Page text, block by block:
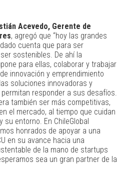
Acevedo, Gerente de
, agregó que “hoy las grandes
cuenta que para ser
sostenibles. De ahí la
para ellas, colaborar y trabajar
innovación y emprendimiento
soluciones innovadoras y
responder a sus desafíos.
también ser más competitivas,
el mercado, al tiempo que cuidan
su entorno. En ChileGlobal
honrados de apoyar a una
en su avance hacia una
de la mano de startups
sea un gran partner de la